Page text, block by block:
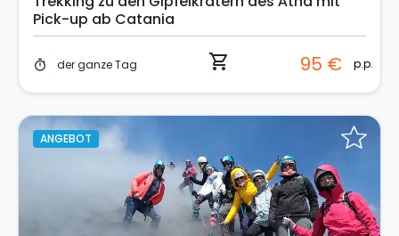
Pick-up ab Catania
timer der ganze Tag shopping_cart 95 € p.p.
ANGEBOT